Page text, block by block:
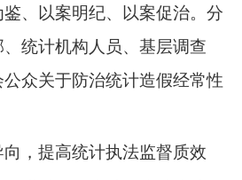
、以案明纪、以案促治。分
统计机构人员、基层调查
众关于防治统计造假经常性
，提高统计执法监督质效